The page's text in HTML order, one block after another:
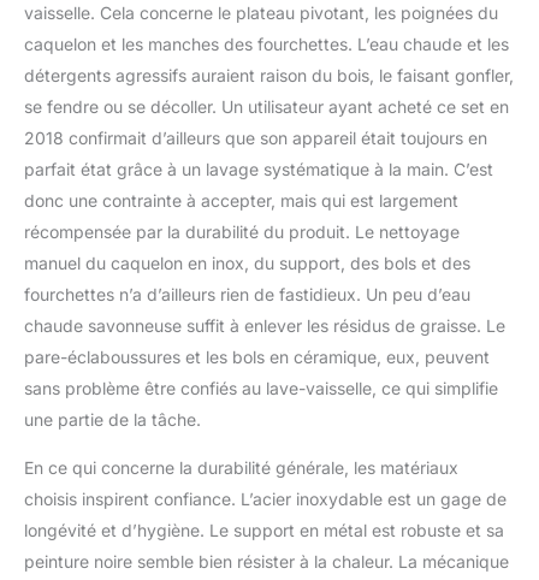
vaisselle. Cela concerne le plateau pivotant, les poignées du
caquelon et les manches des fourchettes. L’eau chaude et les
détergents agressifs auraient raison du bois, le faisant gonfler,
se fendre ou se décoller. Un utilisateur ayant acheté ce set en
2018 confirmait d’ailleurs que son appareil était toujours en
parfait état grâce à un lavage systématique à la main. C’est
donc une contrainte à accepter, mais qui est largement
récompensée par la durabilité du produit. Le nettoyage
manuel du caquelon en inox, du support, des bols et des
fourchettes n’a d’ailleurs rien de fastidieux. Un peu d’eau
chaude savonneuse suffit à enlever les résidus de graisse. Le
pare-éclaboussures et les bols en céramique, eux, peuvent
sans problème être confiés au lave-vaisselle, ce qui simplifie
une partie de la tâche.
En ce qui concerne la durabilité générale, les matériaux
choisis inspirent confiance. L’acier inoxydable est un gage de
longévité et d’hygiène. Le support en métal est robuste et sa
peinture noire semble bien résister à la chaleur. La mécanique